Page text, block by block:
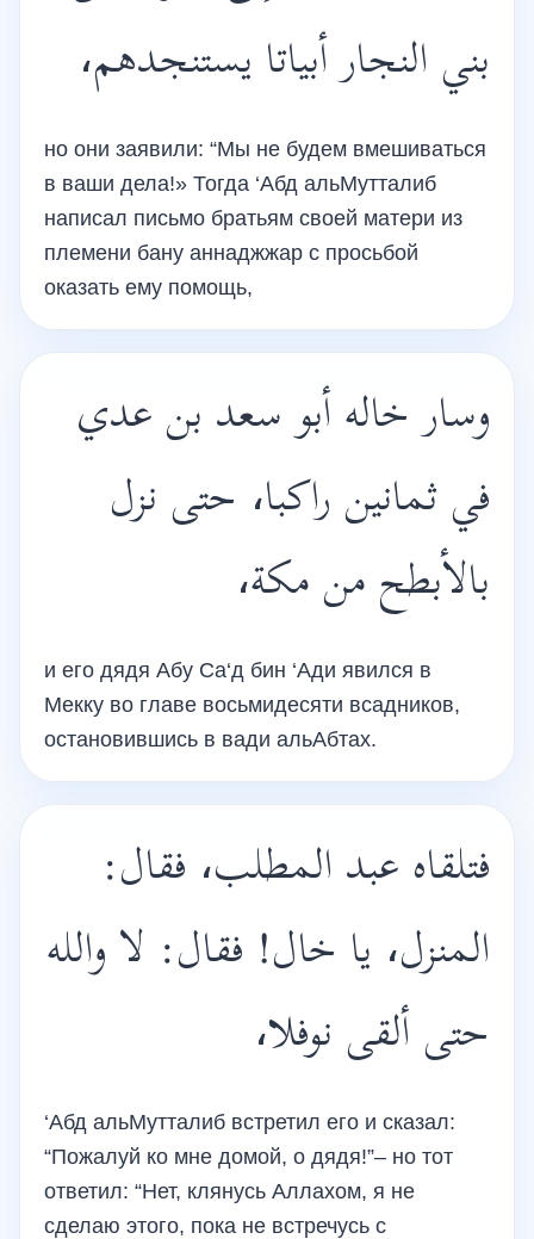
بني النجار أبياتا يستنجدهم،
но они заявили: “Мы не будем вмешиваться
в ваши дела!» Тогда ‘Абд альМутталиб
написал письмо братьям своей матери из
племени бану аннаджжар с просьбой
оказать ему помощь,
وسار خاله أبو سعد بن عدي
في ثمانين راكبا، حتى نزل
بالأبطح من مكة،
и его дядя Абу Са‘д бин ‘Ади явился в
Мекку во главе восьмидесяти всадников,
остановившись в вади альАбтах.
فتلقاه عبد المطلب، فقال:
المنزل، يا خال! فقال: لا والله
حتى ألقى نوفلا،
‘Абд альМутталиб встретил его и сказал:
“Пожалуй ко мне домой, о дядя!”– но тот
ответил: “Нет, клянусь Аллахом, я не
сделаю этого, пока не встречусь с